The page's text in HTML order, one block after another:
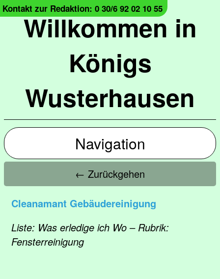
Willkommen in
Königs
Wusterhausen
Kontakt zur Redaktion: 0 30/6 92 02 10 55
Navigation
← Zurückgehen
Cleanamant Gebäudereinigung
Liste: Was erledige ich Wo – Rubrik:
Fensterreinigung